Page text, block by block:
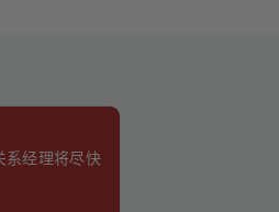
系经理将尽快